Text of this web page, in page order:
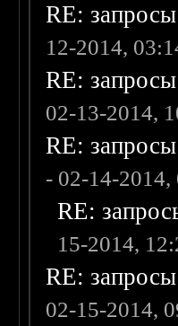
RE:
12-2014,
RE:
02-13-2014,
RE:
- 02-14-2014,
RE:
15-2014,
RE:
02-15-2014,